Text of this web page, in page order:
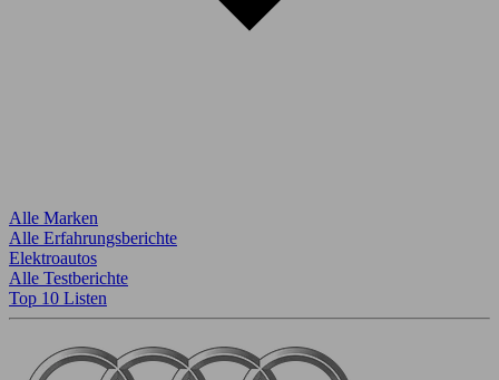
Alle Marken
Alle Erfahrungsberichte
Elektroautos
Alle Testberichte
Top 10 Listen